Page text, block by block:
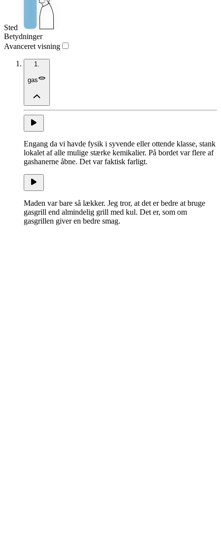
Sted
Betydninger
Avanceret visning
1.
gas
Engang da vi havde fysik i syvende eller ottende klasse, stank
lokalet af alle mulige stærke kemikalier. På bordet var flere af
gashanerne åbne. Det var faktisk farligt.
Maden var bare så lækker. Jeg tror, at det er bedre at bruge
gasgrill end almindelig grill med kul. Det er, som om
gasgrillen giver en bedre smag.